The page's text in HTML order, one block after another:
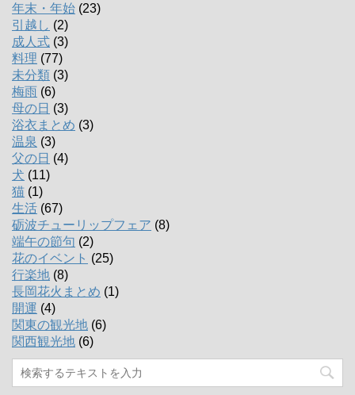
年末・年始 (23)
引越し (2)
成人式 (3)
料理 (77)
未分類 (3)
梅雨 (6)
母の日 (3)
浴衣まとめ (3)
温泉 (3)
父の日 (4)
犬 (11)
猫 (1)
生活 (67)
砺波チューリップフェア (8)
端午の節句 (2)
花のイベント (25)
行楽地 (8)
長岡花火まとめ (1)
開運 (4)
関東の観光地 (6)
関西観光地 (6)